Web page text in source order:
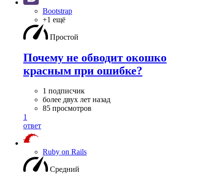
Bootstrap
+1 ещё
Простой
Почему не обводит окошко
красным при ошибке?
1 подписчик
более двух лет назад
85 просмотров
1
ответ
Ruby on Rails
Средний